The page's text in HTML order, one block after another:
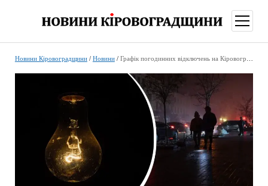
меню
Новини Кіровоградщини/ Новини/ Графік погодинних відключень на Кіровоградщині сьогодні, 7 грудня